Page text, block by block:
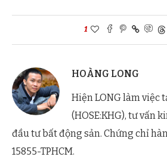
1
HOÀNG LONG
Hiện LONG làm việc
(HOSE:KHG), tư vấn
đầu tư bất động sản. Chứng chỉ
15855-TPHCM.